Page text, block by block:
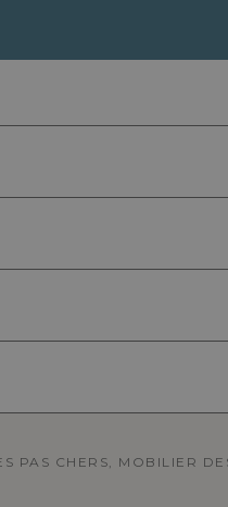
PAS CHERS, MOBILIER